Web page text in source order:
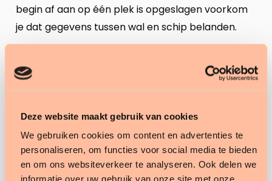
Deze website maakt gebruik van cookies
We gebruiken cookies om content en advertenties te
personaliseren, om functies voor social media te bieden
en om ons websiteverkeer te analyseren. Ook delen we
informatie over uw gebruik van onze site met onze
begin af aan op één plek is opgeslagen voorkom
je dat gegevens tussen wal en schip belanden.
organisatie?
Alle gegevens van de cliënt zijn centraal
Belangrijke informatie gaat niet verloren.
De informatie rondom de cliënt is ook voor
collega’s inzichtelijk. Hierdoor voorkom je dat
gegevens mogelijk meerdere malen aan de